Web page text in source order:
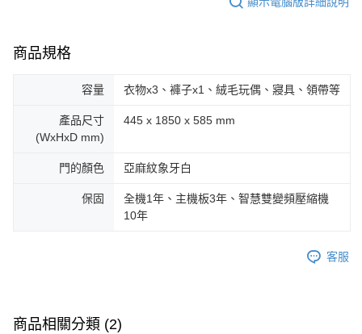
商品規格
容量 衣物x3、褲子x1、絨毛玩偶、寢具、領帶等
產品尺寸
(WxHxD mm)
445 x 1850 x 585 mm
門的顏色 亞麻紋象牙白
保固
全機1年、主機板3年、智慧雙變頻壓縮機
10年
客服
商品相關分類 (2)